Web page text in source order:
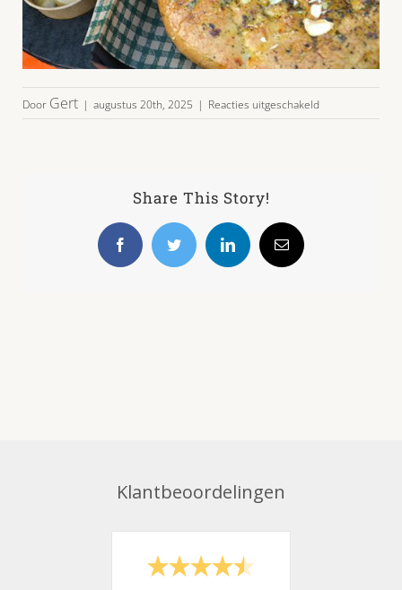
Door Gert | augustus 20th, 2025 | Reacties uitgeschakeld
hapjesplateau-
Share This Story!
FacebookTwitter LinkedInE-
mail
Klantbeoordelingen